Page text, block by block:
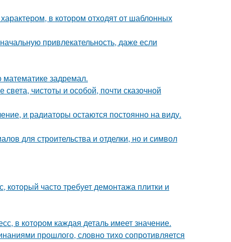
в котором отходят от шаблонных
привлекательность, даже если
математике задремал.
чистоты и особой, почти сказочной
и радиаторы остаются постоянно на виду.
для строительства и отделки, но и символ
часто требует демонтажа плитки и
в котором каждая деталь имеет значение.
прошлого, словно тихо сопротивляется